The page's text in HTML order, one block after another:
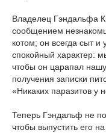
Владелец Гэндальфа
сообщением
котом; он всегда сыт и
спокойный характер:
чтобы он царапал
получения записки
«Никаких паразитов у
Теперь Гэндальф не
чтобы выпустить его